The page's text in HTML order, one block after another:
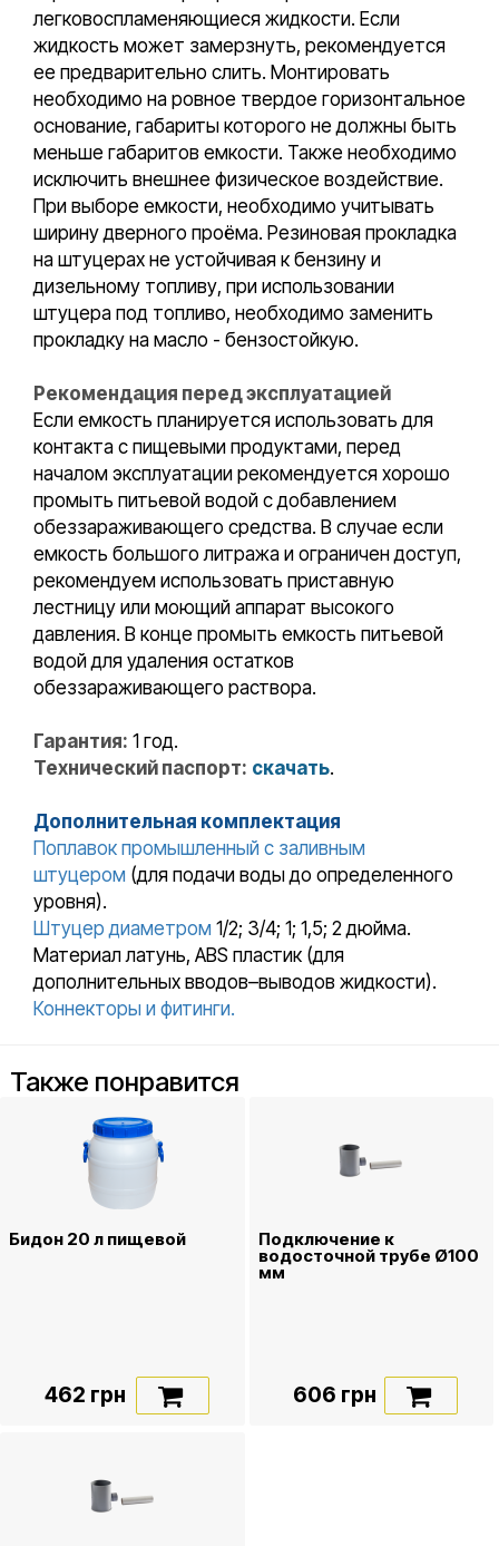
легковоспламеняющиеся жидкости. Если
жидкость может замерзнуть, рекомендуется
ее предварительно слить. Монтировать
необходимо на ровное твердое горизонтальное
основание, габариты которого не должны быть
меньше габаритов емкости. Также необходимо
исключить внешнее физическое воздействие.
При выборе емкости, необходимо учитывать
ширину дверного проёма. Резиновая прокладка
на штуцерах не устойчивая к бензину и
дизельному топливу, при использовании
штуцера под топливо, необходимо заменить
прокладку на масло - бензостойкую.
Рекомендация перед эксплуатацией
Если емкость планируется использовать для
контакта с пищевыми продуктами, перед
началом эксплуатации рекомендуется хорошо
промыть питьевой водой с добавлением
обеззараживающего средства. В случае если
емкость большого литража и ограничен доступ,
рекомендуем использовать приставную
лестницу или моющий аппарат высокого
давления. В конце промыть емкость питьевой
водой для удаления остатков
обеззараживающего раствора.
Гарантия: 1 год.
Технический паспорт: скачать.
Дополнительная комплектация
Поплавок промышленный с заливным
штуцером (для подачи воды до определенного
уровня).
Штуцер диаметром 1/2; 3/4; 1; 1,5; 2 дюйма.
Материал латунь, ABS пластик (для
дополнительных вводов–выводов жидкости).
Коннекторы и фитинги.
Также понравится
Бидон 20 л пищевой
462 грн
Подключение к
водосточной трубе Ø100
мм
606 грн